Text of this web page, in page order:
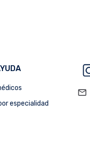
especialidad
mail_outline